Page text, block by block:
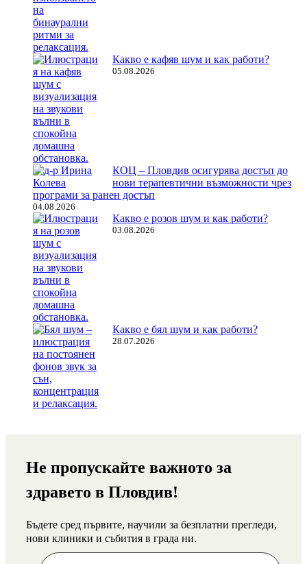
Какво е кафяв шум и как работи?
05.08.2026
КОЦ – Пловдив осигурява достъп до
нови терапевтични възможности чрез
програми за ранен достъп
04.08.2026
Какво е розов шум и как работи?
03.08.2026
Какво е бял шум и как работи?
28.07.2026
Не пропускайте важното за
здравето в Пловдив!
Бъдете сред първите, научили за безплатни прегледи,
нови клиники и събития в града ни.